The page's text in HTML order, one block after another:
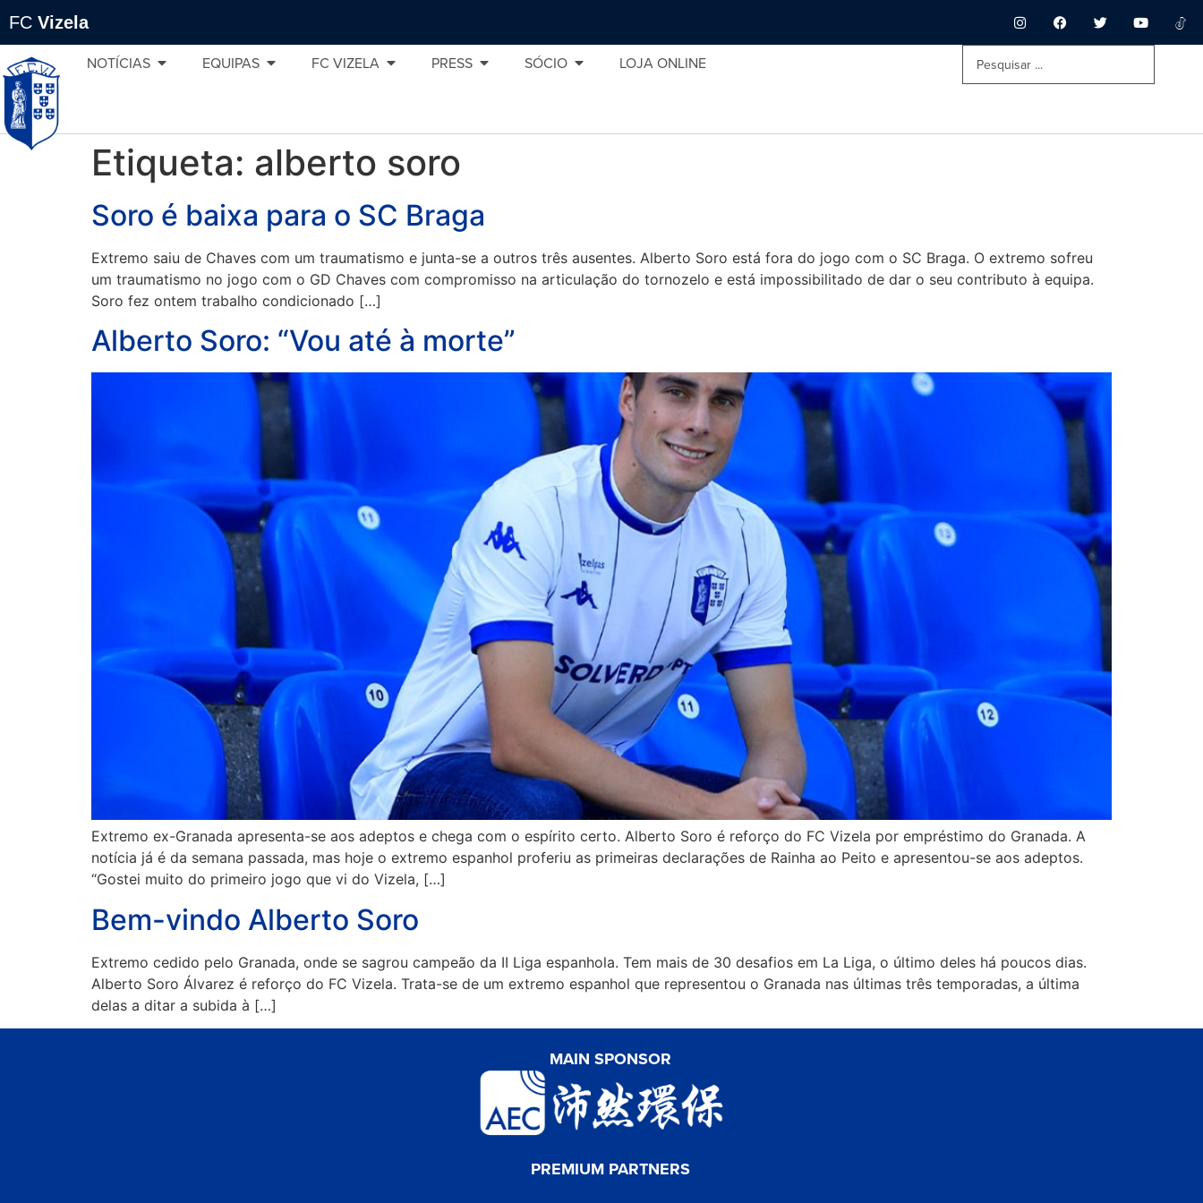
FC Vizela
NOTÍCIAS EQUIPAS FC VIZELA PRESS SÓCIO LOJA ONLINE
Etiqueta: alberto soro
Soro é baixa para o SC Braga
Extremo saiu de Chaves com um traumatismo e junta-se a outros três ausentes. Alberto Soro está fora do jogo com o SC Braga. O extremo sofreu
um traumatismo no jogo com o GD Chaves com compromisso na articulação do tornozelo e está impossibilitado de dar o seu contributo à equipa.
Soro fez ontem trabalho condicionado […]
Alberto Soro: “Vou até à morte”
Extremo ex-Granada apresenta-se aos adeptos e chega com o espírito certo. Alberto Soro é reforço do FC Vizela por empréstimo do Granada. A
notícia já é da semana passada, mas hoje o extremo espanhol proferiu as primeiras declarações de Rainha ao Peito e apresentou-se aos adeptos.
“Gostei muito do primeiro jogo que vi do Vizela, […]
Bem-vindo Alberto Soro
Extremo cedido pelo Granada, onde se sagrou campeão da II Liga espanhola. Tem mais de 30 desafios em La Liga, o último deles há poucos dias.
Alberto Soro Álvarez é reforço do FC Vizela. Trata-se de um extremo espanhol que representou o Granada nas últimas três temporadas, a última
delas a ditar a subida à […]
MAIN SPONSOR
PREMIUM PARTNERS